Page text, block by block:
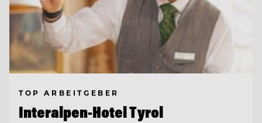
TOP ARBEITGEBER
Interalpen-Hotel Tyrol